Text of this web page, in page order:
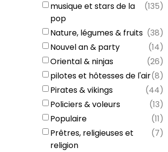
musique et stars de la
pop
(135)
Nature, légumes & fruits (38)
Nouvel an & party
(14)
Oriental & ninjas
(26)
pilotes et hôtesses de l'air(8)
Pirates & vikings
(44)
Policiers & voleurs
(13)
Populaire
(11)
Prêtres, religieuses et
religion
(7)